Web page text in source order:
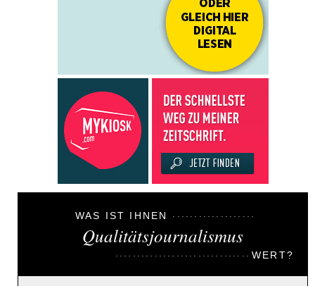
WAS IST IHNEN
Qualitätsjournalismus
WERT?